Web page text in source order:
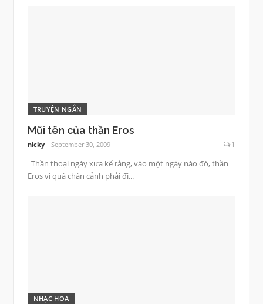
TRUYỆN NGẮN
Mũi tên của thần Eros
nicky September 30, 2009 1
Thần thoại ngày xưa kể rằng, vào một ngày nào đó, thần
Eros vì quá chán cảnh phải đi...
NHẠC HOA